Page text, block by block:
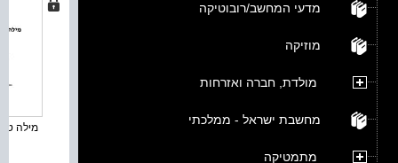
מדעי המחשב/רובוטיקה
מוזיקה
מולדת, חברה ואזרחות
מחשבת ישראל - ממלכתי
מתמטיקה
מילה